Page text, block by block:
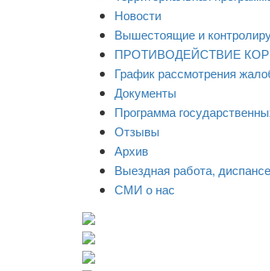
Новости
Вышестоящие и
ПРОТИВОДЕЙСТВИЕ
График рассмотрения
Документы
Программа
Отзывы
Архив
Выездная работа,
СМИ о нас